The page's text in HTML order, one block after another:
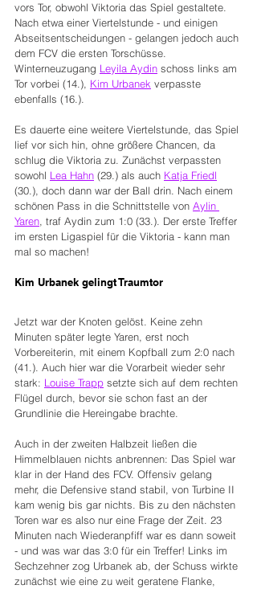
vors Tor, obwohl Viktoria das Spiel gestaltete.
Nach etwa einer Viertelstunde - und einigen
Abseitsentscheidungen - gelangen jedoch auch
dem FCV die ersten Torschüsse.
Winterneuzugang Leyila Aydin schoss links am
Tor vorbei (14.), Kim Urbanek verpasste
ebenfalls (16.).
Es dauerte eine weitere Viertelstunde, das Spiel
lief vor sich hin, ohne größere Chancen, da
schlug die Viktoria zu. Zunächst verpassten
sowohl Lea Hahn (29.) als auch Katja Friedl
(30.), doch dann war der Ball drin. Nach einem
schönen Pass in die Schnittstelle von Aylin
Yaren , traf Aydin zum 1:0 (33.). Der erste Treffer
im ersten Ligaspiel für die Viktoria - kann man
mal so machen!
Kim Urbanek gelingt Traumtor
Jetzt war der Knoten gelöst. Keine zehn
Minuten später legte Yaren, erst noch
Vorbereiterin, mit einem Kopfball zum 2:0 nach
(41.). Auch hier war die Vorarbeit wieder sehr
stark: Louise Trapp setzte sich auf dem rechten
Flügel durch, bevor sie schon fast an der
Grundlinie die Hereingabe brachte.
Auch in der zweiten Halbzeit ließen die
Himmelblauen nichts anbrennen: Das Spiel war
klar in der Hand des FCV. Offensiv gelang
mehr, die Defensive stand stabil, von Turbine II
kam wenig bis gar nichts. Bis zu den nächsten
Toren war es also nur eine Frage der Zeit. 23
Minuten nach Wiederanpfiff war es dann soweit
- und was war das 3:0 für ein Treffer! Links im
Sechzehner zog Urbanek ab, der Schuss wirkte
zunächst wie eine zu weit geratene Flanke,